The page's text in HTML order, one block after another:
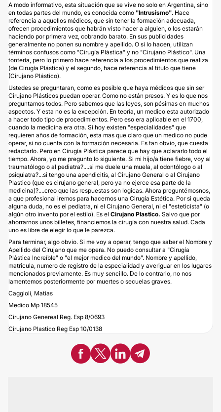
A modo informativo, esta situación que se vive no solo en Argentina, sino
en todas partes del mundo, es conocida como "Intrusismo". Hace
referencia a aquellos médicos, que sin tener la formación adecuada,
ofrecen procedimientos que habrán visto hacer a alguien, o los estarán
haciendo por primera vez, cobrando barato. En sus publicidades
generalmente no ponen su nombre y apellido. O si lo hacen, utilizan
términos confusos como "Cirugía Plástica" y no "Cirujano Plástico". Una
tontería, pero lo primero hace referencia a los procedimientos que realiza
(de Cirugía Plástica) y el segundo, hace referencia al titulo que tiene
(Cirujano Plástico).
Ustedes se preguntaran, como es posible que haya médicos que sin ser
Cirujano Plásticos puedan operar. Como no están presos. Y es lo que nos
preguntamos todos. Pero sabemos que las leyes, son pésimas en muchos
aspectos. Y esta no es la excepción. En teoría, un medico esta autorizado
a hacer todo tipo de procedimientos. Pero eso era aplicable en el 1700,
cuando la medicina era otra. Si hoy existen "especialidades" que
requieren años de formación, esta mas que claro que un medico no pude
operar, si no cuenta con la formación necesaria. Es tan obvio, que cuesta
redactarlo. Pero en Cirugía Plástica parece que hay que aclararlo todo el
tiempo. Ahora, yo me pregunto lo siguiente. Si mi hijo/a tiene fiebre, voy al
traumatólogo o al pediatra?....si me duele una muela, al odontólogo o al
psiquiatra?...si tengo una apendicitis, al Cirujano General o al Cirujano
Plastico (que es cirujano general, pero ya no ejerce esa parte de la
medicina)?....creo que las respuestas son logicas. Ahora preguntémosnos,
a que profesional iremos para hacernos una Cirugía Estética. Por si queda
alguna duda, no es el pediatra, ni el Cirujano General, ni el "esteticista" (o
algún otro invento por el estilo). Es el Cirujano Plastico. Salvo que por
ahorrarnos unos billetes, financiemos la cirugía con nuestra salud. Cada
uno es libre de elegir lo que le parezca.
Para terminar, algo obvio. Si me voy a operar, tengo que saber el Nombre y
Apellido del Cirujano que me opera. No puedo consultar a "Cirugía
Plástica Increíble" o "el mejor medico del mundo". Nombre y apellido,
matricula, numero de registro de la especialidad y averiguar en los lugares
mencionados previamente. Es muy sencillo. De lo contrario, no nos
lamentemos posteriormente por muertes o secuelas graves.
Caggioli, Matias
Medico Mp 18545
Cirujano Genereal Reg. Esp 8/0693
Cirujano Plastico Reg Esp 10/0138